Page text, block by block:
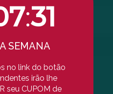
Dermaroller
Espinhas
Laser DualMode®
Limpeza De Pele Por
Luz Pulsada
:30
SEMANA
no link do botão
irão lhe
seu CUPOM de